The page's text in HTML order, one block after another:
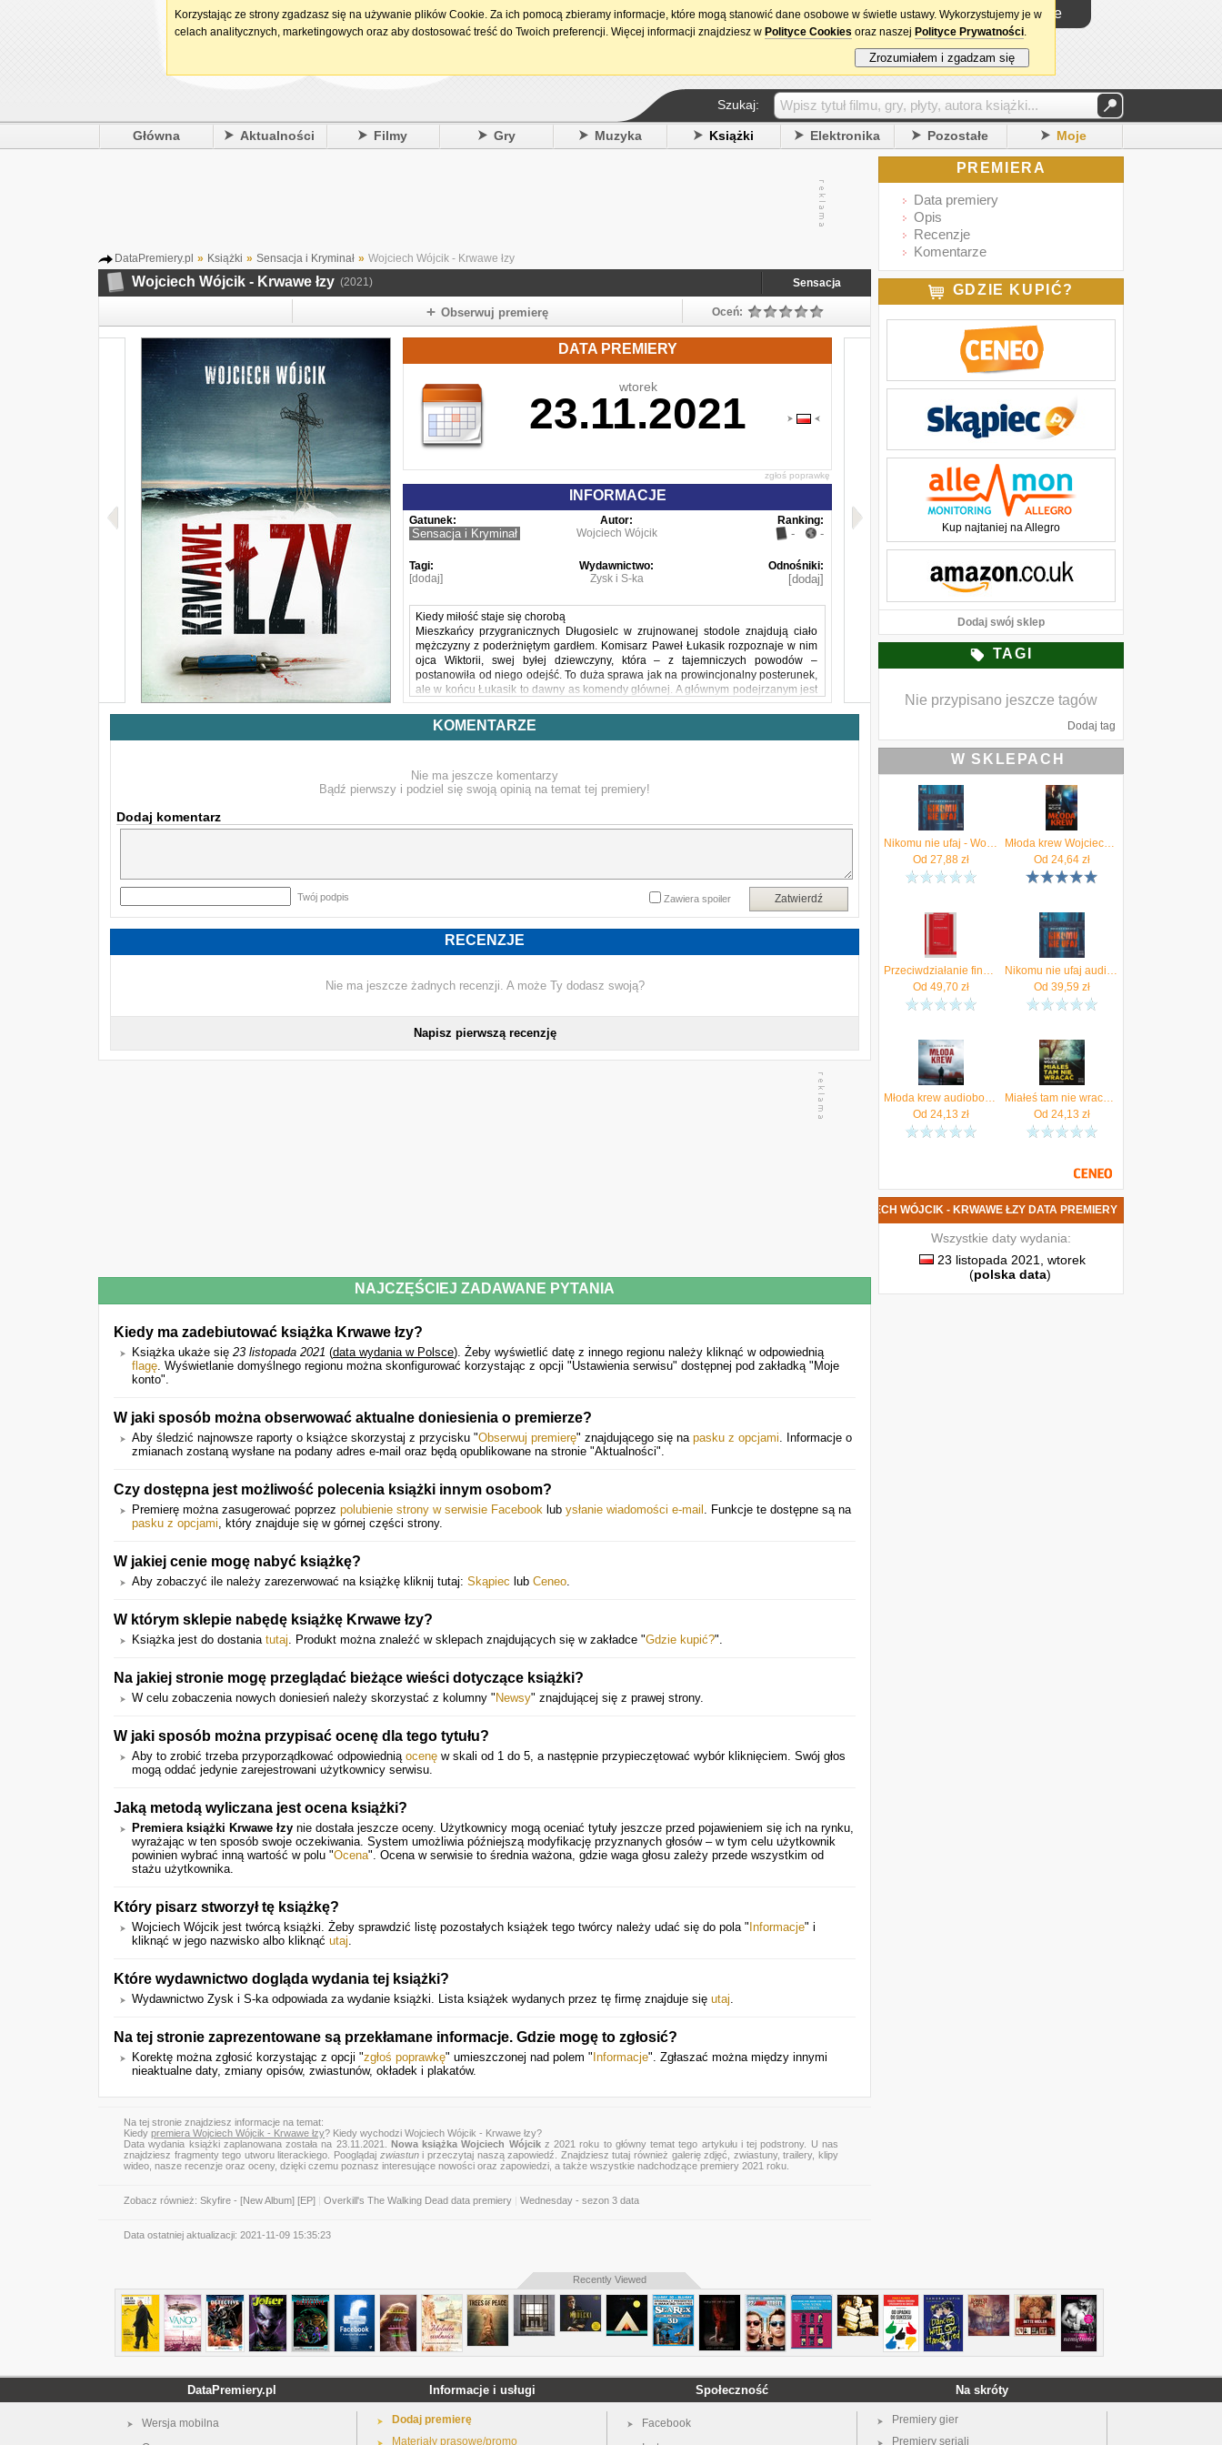
15. urodziny DataPremiery.pl Logowanie
Szukaj:
Główna Aktualności Filmy Gry Muzyka Książki Elektronika Pozostałe Moje
DataPremiery.pl » Książki » Sensacja i Kryminał » Wojciech Wójcik - Krwawe łzy
Wojciech Wójcik - Krwawe łzy (2021) Sensacja
Obserwuj premierę Oceń:
DATA PREMIERY
wtorek
23.11.2021
zgłoś poprawkę
INFORMACJE
Gatunek:
Sensacja i Kryminał
Autor:
Wojciech Wójcik
Ranking:
- -
Tagi:
[dodaj]
Wydawnictwo:
Zysk i S-ka
Odnośniki:
[dodaj]
Kiedy miłość staje się chorobą
Mieszkańcy przygranicznych Długosielc w zrujnowanej stodole znajdują ciało
mężczyzny z poderżniętym gardłem. Komisarz Paweł Łukasik rozpoznaje w nim
ojca Wiktorii, swej byłej dziewczyny, która – z tajemniczych powodów –
postanowiła od niego odejść. To duża sprawa jak na prowincjonalny posterunek,
ale w końcu Łukasik to dawny as komendy głównej. A głównym podejrzanym jest
jego śmiertelny wróg.
Tymczasem Agnieszka Jamróz po ukończeniu kursu podstawowego w Akademii
Szkolenia Policji otrzymuje pierwsze zadanie. Ma sprowadzić do Polski ciało
zwłoki innego pogranicznika, tym razem z Ukrainy. Obaj zginęli w ten sam
sposób. Zabójca, grasujący na wschodniej granicy, doskonale posługuje się
Powyższy opis pochodzi od wydawcy.
KOMENTARZE
Nie ma jeszcze komentarzy
Bądź pierwszy i podziel się swoją opinią na temat tej premiery!
Dodaj komentarz
Twój podpis Zatwierdź
Zawiera spoiler
RECENZJE
Nie ma jeszcze żadnych recenzji. A może Ty dodasz swoją?
Napisz pierwszą recenzję
NAJCZĘŚCIEJ ZADAWANE PYTANIA
Kiedy ma zadebiutować książka Krwawe łzy?
Książka ukaże się 23 listopada 2021 (data wydania w Polsce). Żeby wyświetlić datę z innego regionu należy kliknąć w odpowiednią
flagę. Wyświetlanie domyślnego regionu można skonfigurować korzystając z opcji "Ustawienia serwisu" dostępnej pod zakładką "Moje
konto".
W jaki sposób można obserwować aktualne doniesienia o premierze?
Aby śledzić najnowsze raporty o książce skorzystaj z przycisku "Obserwuj premierę" znajdującego się na pasku z opcjami. Informacje o
zmianach zostaną wysłane na podany adres e-mail oraz będą opublikowane na stronie "Aktualności".
Czy dostępna jest możliwość polecenia książki innym osobom?
Premierę można zasugerować poprzez polubienie strony w serwisie Facebook lub ysłanie wiadomości e-mail . Funkcje te dostępne są na
pasku z opcjami, który znajduje się w górnej części strony.
W jakiej cenie mogę nabyć książkę?
Aby zobaczyć ile należy zarezerwować na książkę kliknij tutaj: Skąpiec lub Ceneo.
W którym sklepie nabędę książkę Krwawe łzy?
Książka jest do dostania tutaj. Produkt można znaleźć w sklepach znajdujących się w zakładce "Gdzie kupić?".
Na jakiej stronie mogę przeglądać bieżące wieści dotyczące książki?
W celu zobaczenia nowych doniesień należy skorzystać z kolumny " Newsy" znajdującej się z prawej strony.
W jaki sposób można przypisać ocenę dla tego tytułu?
Aby to zrobić trzeba przyporządkować odpowiednią ocenę w skali od 1 do 5, a następnie przypieczętować wybór kliknięciem. Swój głos
mogą oddać jedynie zarejestrowani użytkownicy serwisu.
Jaką metodą wyliczana jest ocena książki?
Premiera książki Krwawe łzy nie dostała jeszcze oceny. Użytkownicy mogą oceniać tytuły jeszcze przed pojawieniem się ich na rynku,
wyrażając w ten sposób swoje oczekiwania. System umożliwia późniejszą modyfikację przyznanych głosów – w tym celu użytkownik
powinien wybrać inną wartość w polu "Ocena". Ocena w serwisie to średnia ważona, gdzie waga głosu zależy przede wszystkim od
stażu użytkownika.
Który pisarz stworzył tę książkę?
Wojciech Wójcik jest twórcą książki. Żeby sprawdzić listę pozostałych książek tego twórcy należy udać się do pola " Informacje" i
kliknąć w jego nazwisko albo kliknąć utaj.
Które wydawnictwo dogląda wydania tej książki?
Wydawnictwo Zysk i S-ka odpowiada za wydanie książki. Lista książek wydanych przez tę firmę znajduje się utaj.
Na tej stronie zaprezentowane są przekłamane informacje. Gdzie mogę to zgłosić?
Korektę można zgłosić korzystając z opcji "zgłoś poprawkę" umieszczonej nad polem " Informacje". Zgłaszać można między innymi
nieaktualne daty, zmiany opisów, zwiastunów, okładek i plakatów.
Na tej stronie znajdziesz informacje na temat:
Kiedy premiera Wojciech Wójcik - Krwawe łzy? Kiedy wychodzi Wojciech Wójcik - Krwawe łzy?
Data wydania książki zaplanowana została na 23.11.2021. Nowa książka Wojciech Wójcikz 2021 roku to główny temat tego artykułu i tej podstrony. U nas
znajdziesz fragmenty tego utworu literackiego. Pooglądaj zwiastuni przeczytaj naszą zapowiedź. Znajdziesz tutaj również galerię zdjęć, zwiastuny, trailery, klipy
wideo, nasze recenzje oraz oceny, dzięki czemu poznasz interesujące nowości oraz zapowiedzi, a także wszystkie nadchodzące premiery 2021 roku.
Zobacz również: Skyfire - [New Album] [EP] Overkill's The Walking Dead data premiery Wednesday - sezon 3 data
Data ostatniej aktualizacji: 2021-11-09 15:35:23
PREMIERA
Data premiery
Opis
Recenzje
Komentarze
GDZIE KUPIĆ?
Kup najtaniej na Allegro
Dodaj swój sklep
TAGI
Nie przypisano jeszcze tagów
Dodaj tag
W SKLEPACH
Nikomu nie ufaj - Wojciech Wójcik [AUDIOBOOK]
Od 27,88zł
Młoda krew Wojciech Wójcik
Od 24,64zł
Przeciwdziałanie finansowaniu terroryzmu - Jerzy Wojciech Wójcik
Od 49,70zł
Nikomu nie ufaj audiobook Wojciech Wójcik
Od 39,59 zł
Młoda krew audiobook Wojciech Wójcik
Od 24,13 zł
Miałeś tam nie wracać. Audiobook Wojciech Wójcik
Od 24,13 zł
NOWA KSIĄŻKA WOJCIECH WÓJCIK - KRWAWE ŁZY DATA PREMIERY
Wszystkie daty wydania:
23 listopada 2021, wtorek
(polska data)
Recently Viewed
DataPremiery.pl
Wersja mobilna
Informacje i usługi
Dodaj premierę
Materiały prasowe/promo
Społeczność
Facebook
Na skróty
Premiery gier
Premiery seriali
Korzystając ze strony zgadzasz się na używanie plików Cookie. Za ich pomocą zbieramy informacje, które mogą stanowić dane osobowe w świetle ustawy. Wykorzystujemy je w
celach analitycznych, marketingowych oraz aby dostosować treść do Twoich preferencji. Więcej informacji znajdziesz w Polityce Cookies oraz naszej Polityce Prywatności.
Zrozumiałem i zgadzam się